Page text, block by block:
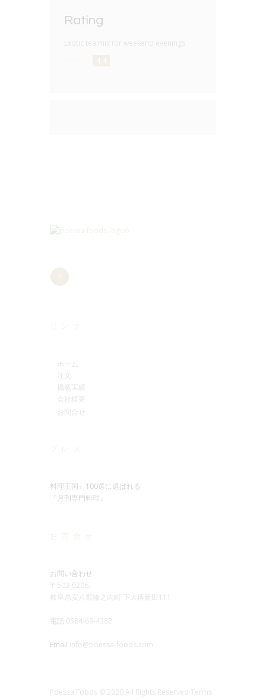
Rating
Exotic tea mix for weekend evenings
ホーム
注文
掲載実績
会社概要
お問合せ
料理王国』100選に選ばれる
『月刊専門料理』
お問い合わせ
〒503-0206,
岐阜県安八郡輪之内町 下大榑新田111
電話 0584-69-4382
Email info@poessa-foods.com
Poessa Foods © 2020 All Rights Reserved Terms